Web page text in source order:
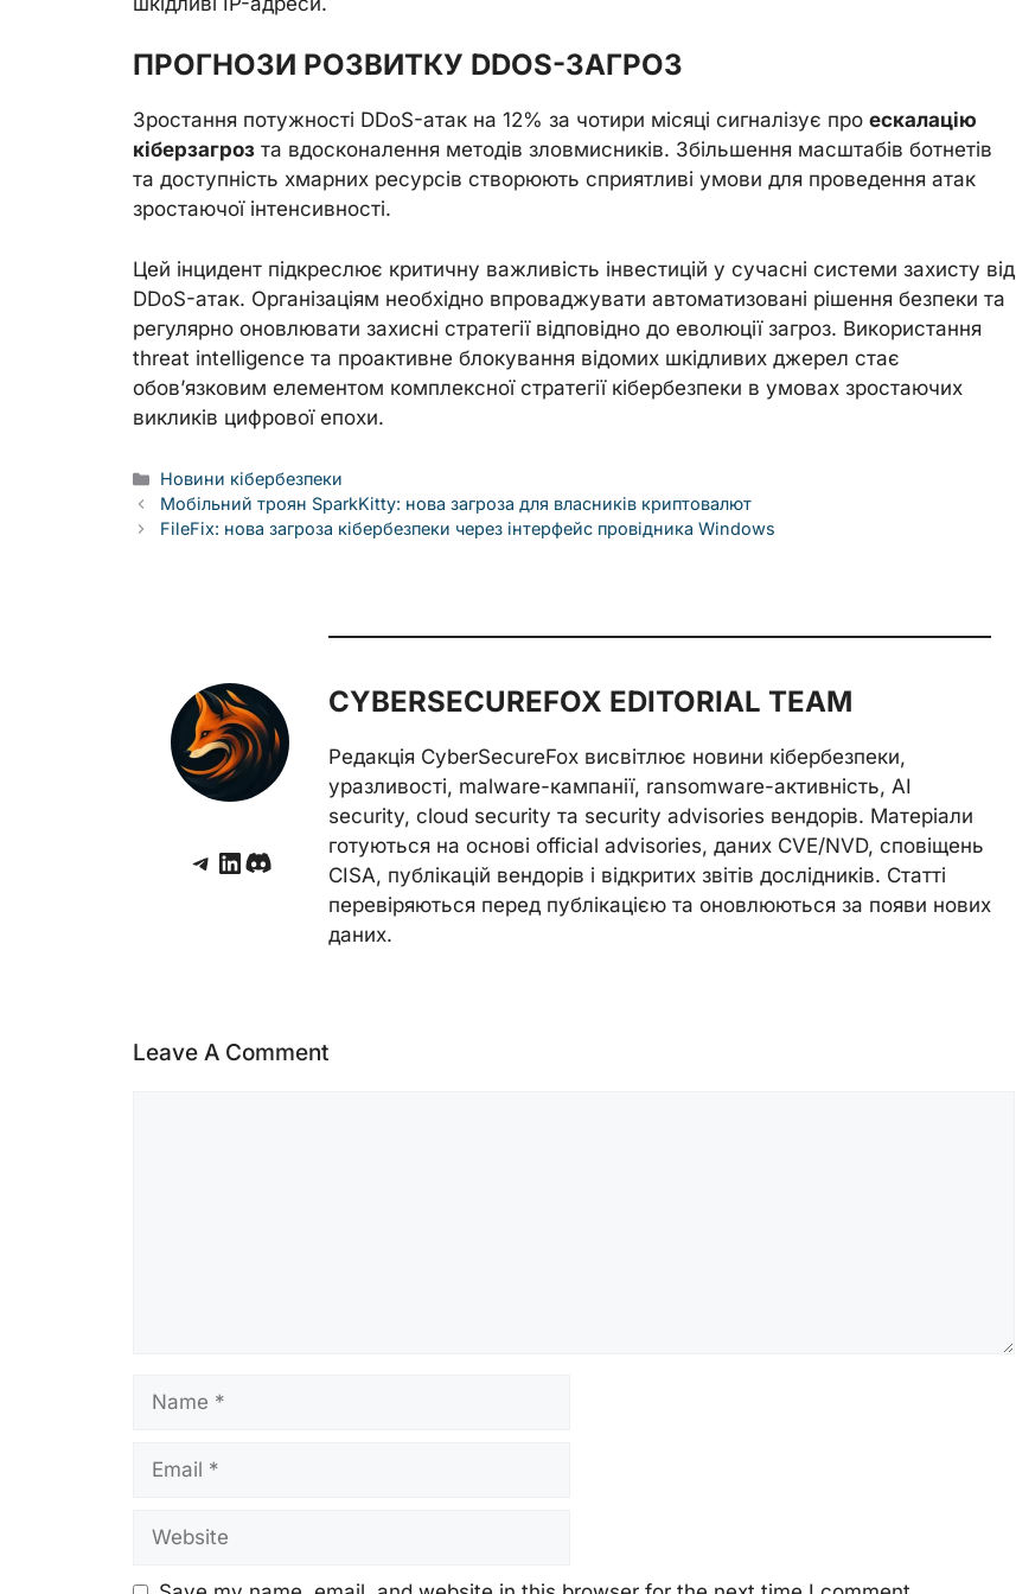
ПРОГНОЗИ РОЗВИТКУ DDOS-ЗАГРОЗ
Зростання потужності DDoS-атак на 12% за чотири місяці сигналізує про ескалацію
кіберзагроз та вдосконалення методів зловмисників. Збільшення масштабів ботнетів
та доступність хмарних ресурсів створюють сприятливі умови для проведення атак
зростаючої інтенсивності.
Цей інцидент підкреслює критичну важливість інвестицій у сучасні системи захисту від
DDoS-атак. Організаціям необхідно впроваджувати автоматизовані рішення безпеки та
регулярно оновлювати захисні стратегії відповідно до еволюції загроз. Використання
threat intelligence та проактивне блокування відомих шкідливих джерел стає
обов’язковим елементом комплексної стратегії кібербезпеки в умовах зростаючих
викликів цифрової епохи.
Categories
Новини кібербезпеки
Мобільний троян SparkKitty: нова загроза для власників криптовалют
FileFix: нова загроза кібербезпеки через інтерфейс провідника Windows
Telegram
LinkedIn
Discord
CYBERSECUREFOX EDITORIAL TEAM
Редакція CyberSecureFox висвітлює новини кібербезпеки,
уразливості, malware-кампанії, ransomware-активність, AI
security, cloud security та security advisories вендорів. Матеріали
готуються на основі official advisories, даних CVE/NVD, сповіщень
CISA, публікацій вендорів і відкритих звітів дослідників. Статті
перевіряються перед публікацією та оновлюються за появи нових
даних.
Leave A Comment